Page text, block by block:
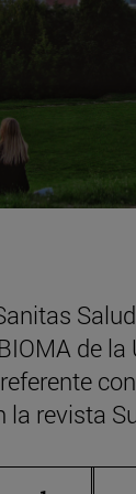
de la
la revista